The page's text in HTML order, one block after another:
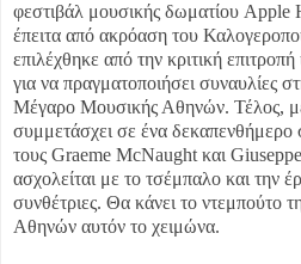
φεστιβάλ μουσικής δωματίου
έπειτα από ακρόαση του
επιλέχθηκε από την κριτική
για να πραγματοποιήσει συναυλίες
Μέγαρο Μουσικής Αθηνών. Τέλος,
συμμετάσχει σε ένα δεκαπενθήμερο
τους Graeme McNaught και
ασχολείται με το τσέμπαλο και την
συνθέτριες. Θα κάνει το ντεμπούτο
Αθηνών αυτόν το χειμώνα.